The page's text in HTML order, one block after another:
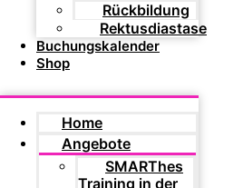
Rückbildung
Rektusdiastase
Buchungskalender
Shop
Home
Angebote
SMARThes
Training in der